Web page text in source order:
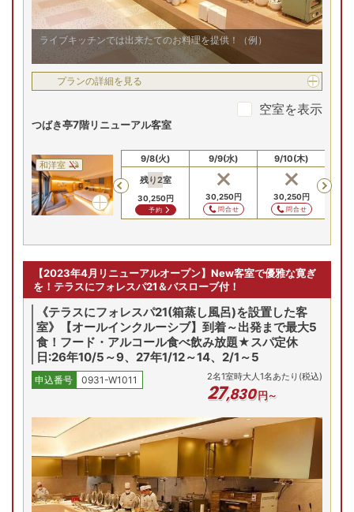
ライブキッチンでは出来たてのお料理を提供！（例）
プランの詳細を見る
空室を表示
つばき亭7階リニューアル客室
和洋室
Previous
9/6(日)
円
問合せ
9/7(月)
30,250円
問合せ
9/8(火)
残り2室
30,250円
予約
9/9(水)
30,250円
問合せ
9/10(木)
30,250円
問合せ
【2023年4月リニューアルオープン】New客室で優雅な寛ぎ
を！テラスにフォレスパ21＆バスローブ付！
《テラスにフォレスパ21(箱蒸し風呂)を設置した客
室》【オールインクルーシブ】到着～出発まで最大5
食！フード・アルコール食べ飲み放題★スパ定休
日:26年10/5～9、27年1/12～14、2/1～5
申込番号 0931-W1011 2名1室時大人1名あたり(税込)
27,830円～